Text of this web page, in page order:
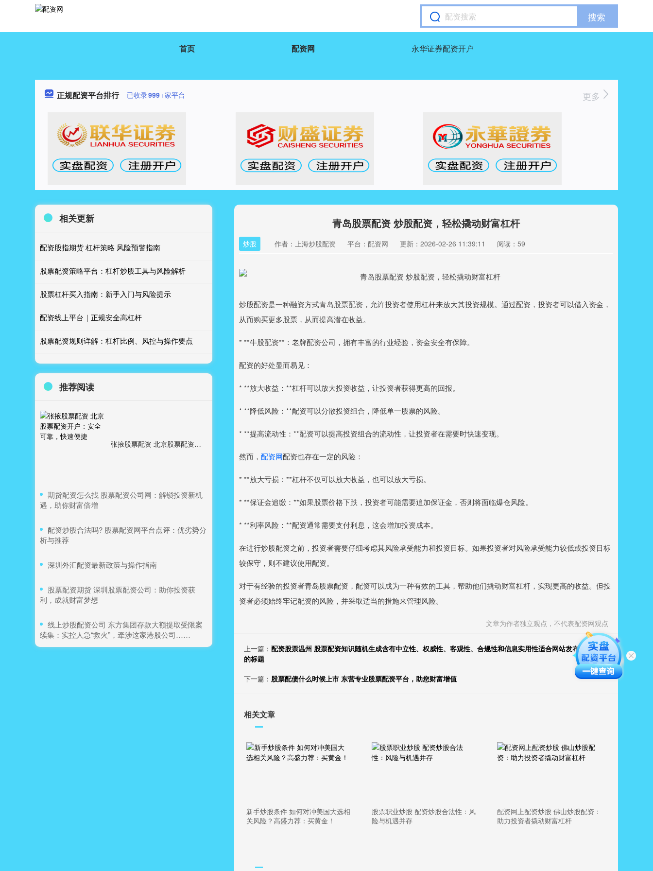
搜索
首页 配资网 永华证券配资开户
正规配资平台排行 已收录999+家平台 更多
青岛股票配资 炒股配资，轻松撬动财富杠杆
炒股 作者：上海炒股配资 平台：配资网 更新：2026-02-26 11:39:11 阅读：59
炒股配资是一种融资方式青岛股票配资，允许投资者使用杠杆来放大其投资规模。通过配资，投资者可以借入资金，
从而购买更多股票，从而提高潜在收益。
* **牛股配资**：老牌配资公司，拥有丰富的行业经验，资金安全有保障。
配资的好处显而易见：
* **放大收益：**杠杆可以放大投资收益，让投资者获得更高的回报。
* **降低风险：**配资可以分散投资组合，降低单一股票的风险。
* **提高流动性：**配资可以提高投资组合的流动性，让投资者在需要时快速变现。
然而， 配资网配资也存在一定的风险：
* **放大亏损：**杠杆不仅可以放大收益，也可以放大亏损。
* **保证金追缴：**如果股票价格下跌，投资者可能需要追加保证金，否则将面临爆仓风险。
* **利率风险：**配资通常需要支付利息，这会增加投资成本。
在进行炒股配资之前，投资者需要仔细考虑其风险承受能力和投资目标。如果投资者对风险承受能力较低或投资目标
较保守，则不建议使用配资。
对于有经验的投资者青岛股票配资，配资可以成为一种有效的工具，帮助他们撬动财富杠杆，实现更高的收益。但投
资者必须始终牢记配资的风险，并采取适当的措施来管理风险。
文章为作者独立观点，不代表配资网观点
上一篇： 配资股票温州 股票配资知识随机生成含有中立性、权威性、客观性、合规性和信息实用性适合网站发布不超30字
的标题
下一篇： 股票配债什么时候上市 东营专业股票配资平台，助您财富增值
相关文章
新手炒股条件 如何对冲美国大选相
关风险？高盛力荐：买黄金！
股票职业炒股 配资炒股合法性：风
险与机遇并存
配资网上配资炒股 佛山炒股配资：
助力投资者撬动财富杠杆
相关更新
配资股指期货 杠杆策略 风险预警指南
股票配资策略平台：杠杆炒股工具与风险解析
股票杠杆买入指南：新手入门与风险提示
配资线上平台｜正规安全高杠杆
股票配资规则详解：杠杆比例、风控与操作要点
推荐阅读
张掖股票配资 北京股票配资开户：安全可靠，快速便捷
​期货配资怎么找 股票配资公司网：解锁投资新机
遇，助你财富倍增
​配资炒股合法吗? 股票配资网平台点评：优劣势分
析与推荐
​深圳外汇配资最新政策与操作指南
​股票配资期货 深圳股票配资公司：助你投资获
利，成就财富梦想
​线上炒股配资公司 东方集团存款大额提取受限案
续集：实控人急“救火”，牵涉这家港股公司……